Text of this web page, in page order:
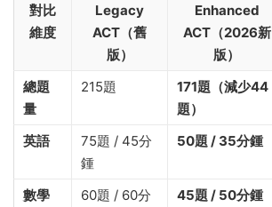
對比
維度
Legacy
ACT（舊
版）
Enhanced
ACT（2026新
版）
總題
量
215題
171題（減少44
題）
英語
75題 / 45分
鍾
50題 / 35分鍾
數學
60題 / 60分
45題 / 50分鍾